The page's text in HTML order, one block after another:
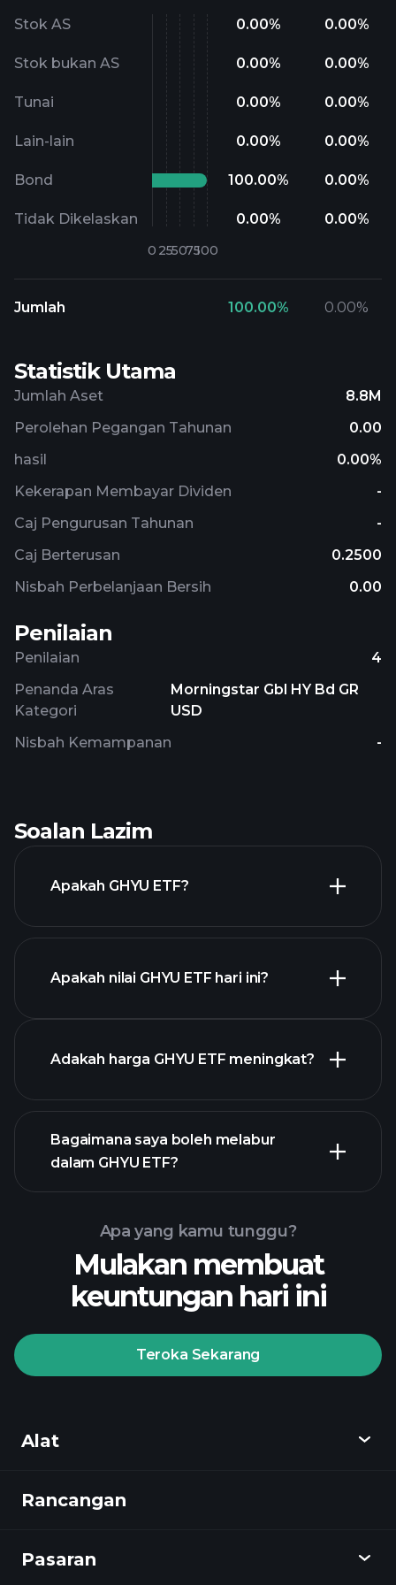
Statistik Utama
Jumlah Aset
8.8M
Perolehan Pegangan Tahunan
0.00
hasil
0.00%
Kekerapan Membayar Dividen
-
Caj Pengurusan Tahunan
-
Caj Berterusan
0.2500
Nisbah Perbelanjaan Bersih
0.00
Stok AS 0.00% 0.00%
Stok bukan AS 0.00% 0.00%
Tunai 0.00% 0.00%
Lain-lain 0.00% 0.00%
Bond 100.00% 0.00%
Tidak Dikelaskan 0.00% 0.00%
Jumlah 100.00% 0.00%
Penilaian
Penilaian
4
Penanda Aras
Kategori
Morningstar Gbl HY Bd GR
USD
Nisbah Kemampanan
-
Soalan Lazim
Apakah GHYU ETF?
Apakah nilai GHYU ETF hari ini?
Adakah harga GHYU ETF meningkat?
Bagaimana saya boleh melabur
dalam GHYU ETF?
Playtrade
Apa yang kamu tunggu?
Mulakan membuat
keuntungan hari ini
Teroka Sekarang
Alat
Cari tahu
Rancangan
Pasaran